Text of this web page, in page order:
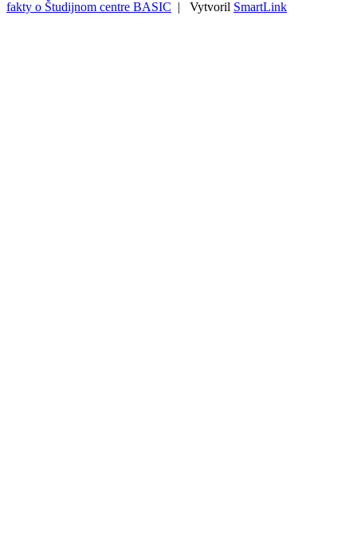
fakty o Študijnom centre BASIC | Vytvoril SmartLink